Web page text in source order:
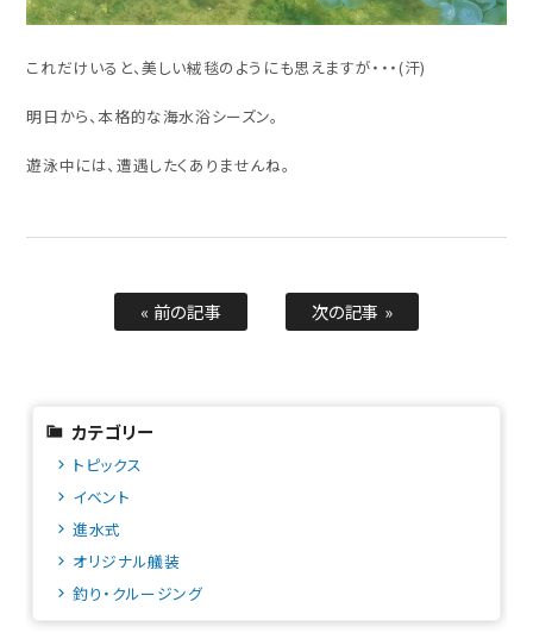
これだけいると、美しい絨毯のようにも思えますが・・・(汗)
明日から、本格的な海水浴シーズン。
遊泳中には、遭遇したくありませんね。
« 前の記事 次の記事 »
カテゴリー
トピックス
イベント
進水式
オリジナル艤装
釣り・クルージング